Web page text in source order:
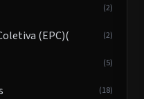
(2)
(EPC)( (2)
(5)
(18)